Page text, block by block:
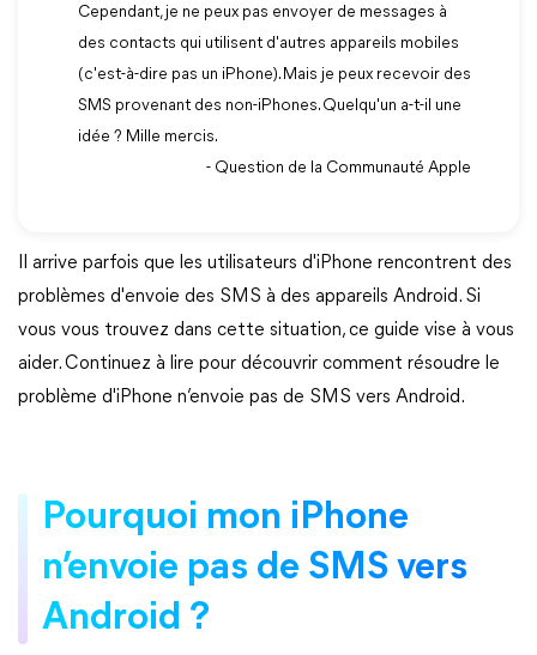
Cependant, je ne peux pas envoyer de messages à
des contacts qui utilisent d'autres appareils mobiles
(c'est-à-dire pas un iPhone). Mais je peux recevoir des
SMS provenant des non-iPhones. Quelqu'un a-t-il une
idée ? Mille mercis.
- Question de la Communauté Apple
Il arrive parfois que les utilisateurs d'iPhone rencontrent des
problèmes d'envoie des SMS à des appareils Android. Si
vous vous trouvez dans cette situation, ce guide vise à vous
aider. Continuez à lire pour découvrir comment résoudre le
problème d'iPhone n’envoie pas de SMS vers Android.
Pourquoi mon iPhone
n’envoie pas de SMS vers
Android ?